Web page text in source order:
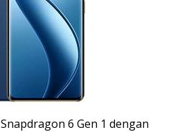
6 Gen 1 dengan